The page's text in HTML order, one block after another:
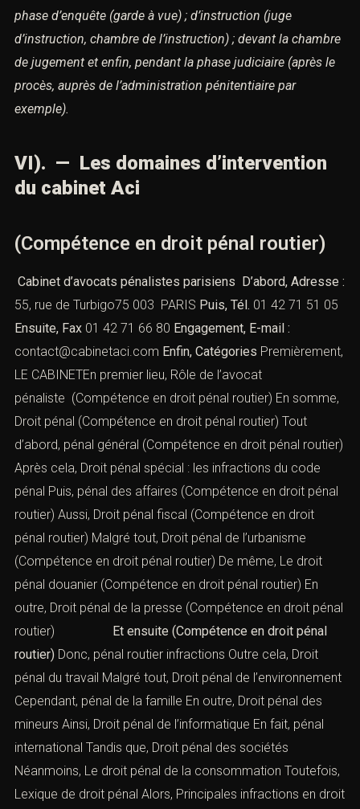
phase d’enquête (garde à vue) ; d’instruction (juge
d’instruction, chambre de l’instruction) ; devant la chambre
de jugement et enfin, pendant la phase judiciaire (après le
procès, auprès de l’administration pénitentiaire par
exemple).
VI). — Les domaines d’intervention
du cabinet Aci
(Compétence en droit pénal routier)
Cabinet d’avocats pénalistes parisiens
D’abord, Adresse :
55, rue de Turbigo75 003 PARIS Puis, Tél. 01 42 71 51 05
Ensuite, Fax 01 42 71 66 80 Engagement, E-mail :
contact@cabinetaci.com Enfin, Catégories Premièrement,
LE CABINETEn premier lieu, Rôle de l’avocat
pénaliste (Compétence en droit pénal routier) En somme,
Droit pénal (Compétence en droit pénal routier) Tout
d’abord, pénal général (Compétence en droit pénal routier)
Après cela, Droit pénal spécial : les infractions du code
pénal Puis, pénal des affaires (Compétence en droit pénal
routier) Aussi, Droit pénal fiscal (Compétence en droit
pénal routier) Malgré tout, Droit pénal de l’urbanisme
(Compétence en droit pénal routier) De même, Le droit
pénal douanier (Compétence en droit pénal routier) En
outre, Droit pénal de la presse (Compétence en droit pénal
routier)
Et ensuite (Compétence en droit pénal
routier) Donc, pénal routier infractions Outre cela, Droit
pénal du travail Malgré tout, Droit pénal de l’environnement
Cependant, pénal de la famille En outre, Droit pénal des
mineurs Ainsi, Droit pénal de l’informatique En fait, pénal
international Tandis que, Droit pénal des sociétés
Néanmoins, Le droit pénal de la consommation Toutefois,
Lexique de droit pénal Alors, Principales infractions en droit